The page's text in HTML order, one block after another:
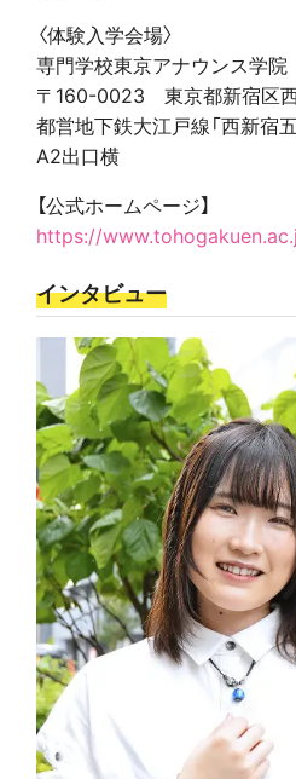
〈体験入学会場〉
専門学校東京アナウンス学
〒160-0023 東京都新宿区
都営地下鉄大江戸線「西新宿
A2出口横
【公式ホームページ】
https://
インタビュー